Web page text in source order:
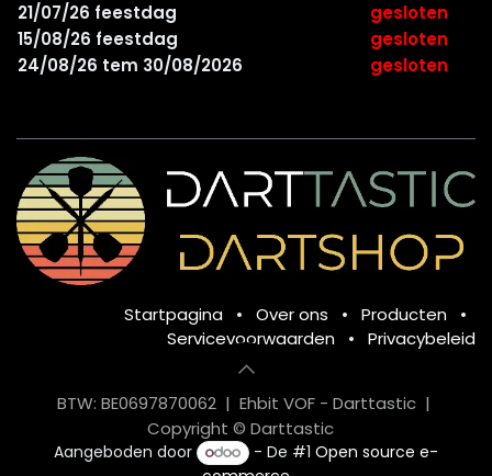
21/07/26 feestdag
gesloten
15/08/26 feestdag
gesloten
24/08/26 tem 30/08/2026
gesloten
Startpagina • Over ons • Producten
•
Servicevoorwaarden
• Privacybeleid
BTW: BE0697870062 | Ehbit VOF - Darttastic |
Copyright © Darttastic
Aangeboden door - De #1Open source e-